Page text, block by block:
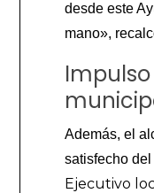
desde este
mano»,
Además, el
satisfecho
Ejecutivo